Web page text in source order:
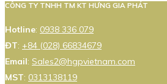
CÔNG TY TNHH TM KT HƯNG GIA PHÁT
Hotline: 0938 336 079
ĐT: +84 (028) 66834679
Email: Sales2@hgpvietnam.com
MST: 0313138119